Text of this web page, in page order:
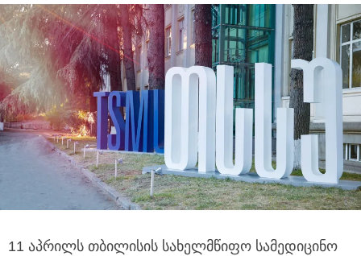
11 აპრილს თბილისის სახელმწიფო სამედიცინო